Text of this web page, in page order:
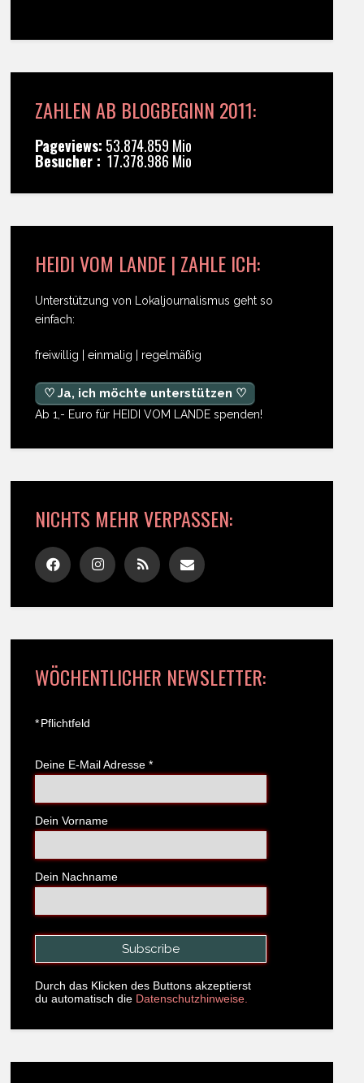
ZAHLEN AB BLOGBEGINN 2011:
Pageviews: 53.874.859 Mio
Besucher : 17.378.986 Mio
HEIDI VOM LANDE | ZAHLE ICH:
Unterstützung von Lokaljournalismus geht so
einfach:
freiwillig | einmalig | regelmäßig
♡ Ja, ich möchte unterstützen ♡
Ab 1,- Euro für HEIDI VOM LANDE spenden!
NICHTS MEHR VERPASSEN:
WÖCHENTLICHER NEWSLETTER:
*Pflichtfeld
Deine E-Mail Adresse *
Dein Vorname
Dein Nachname
Durch das Klicken des Buttons akzeptierst
du automatisch die Datenschutzhinweise.